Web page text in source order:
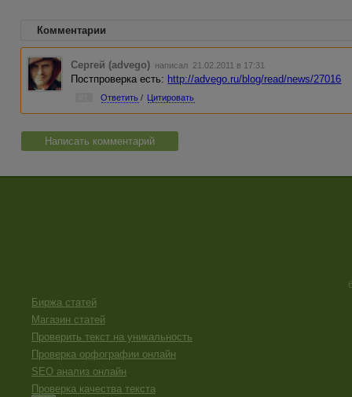
Комментарии
Сергей (advego) написал 21.02.2011 в 17:31
Постпроверка есть: http://advego.ru/blog/read/news/27016
Ответить / Цитировать
Написать комментарий
Биржа статей
Магазин статей
Проверить текст на уникальность
Проверка орфографии онлайн
SEO анализ онлайн
Проверка качества текста